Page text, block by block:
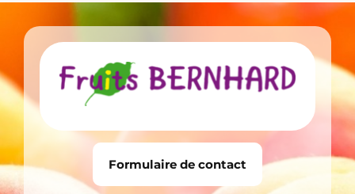
Formulaire de contact